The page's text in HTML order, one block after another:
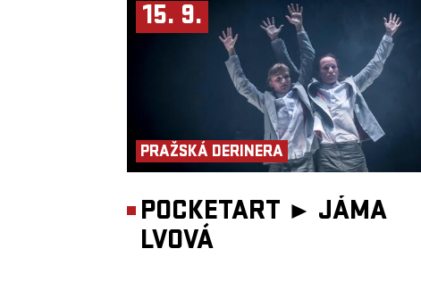
15. 9.
PRAŽSKÁ DERINERA
POCKETART ► JÁMA
LVOVÁ